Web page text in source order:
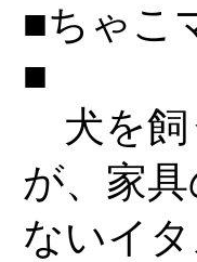
■ちゃこ
■
犬を飼
が、家
ないイ